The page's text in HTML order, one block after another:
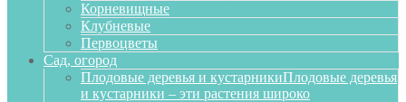
Корневищные
Клубневые
Первоцветы
Сад, огород
Плодовые деревья и кустарникиПлодовые деревья
и кустарники – эти растения широко